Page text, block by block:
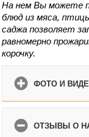
На нем Вы можете
блюд из мяса,
саджа позволяет
равномерно
корочку.
ФОТО И
ОТЗЫВЫ О